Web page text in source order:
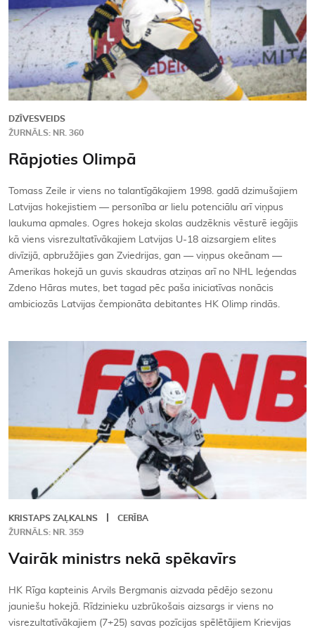
DZĪVESVEIDS
ŽURNĀLS: NR. 360
Rāpjoties Olimpā
Tomass Zeile ir viens no talantīgākajiem 1998. gadā dzimušajiem
Latvijas hokejistiem — personība ar lielu potenciālu arī viņpus
laukuma apmales. Ogres hokeja skolas audzēknis vēsturē iegājis
kā viens visrezultatīvākajiem Latvijas U-18 aizsargiem elites
divīzijā, apbružājies gan Zviedrijas, gan — viņpus okeānam —
Amerikas hokejā un guvis skaudras atziņas arī no NHL leģendas
Zdeno Hāras mutes, bet tagad pēc paša iniciatīvas nonācis
ambiciozās Latvijas čempionāta debitantes HK Olimp rindās.
KRISTAPS ZAĻKALNS
CERĪBA
ŽURNĀLS: NR. 359
Vairāk ministrs nekā spēkavīrs
HK Rīga kapteinis Arvils Bergmanis aizvada pēdējo sezonu
jauniešu hokejā. Rīdzinieku uzbrūkošais aizsargs ir viens no
visrezultatīvākajiem (7+25) savas pozīcijas spēlētājiem Krievijas